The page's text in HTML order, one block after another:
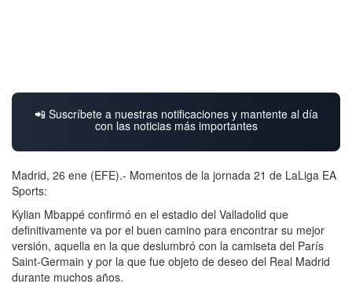
📲 Suscríbete a nuestras notificaciones y mantente al día
con las noticias más importantes
Madrid, 26 ene (EFE).- Momentos de la jornada 21 de LaLiga EA
Sports:
Kylian Mbappé confirmó en el estadio del Valladolid que
definitivamente va por el buen camino para encontrar su mejor
versión, aquella en la que deslumbró con la camiseta del París
Saint-Germain y por la que fue objeto de deseo del Real Madrid
durante muchos años.